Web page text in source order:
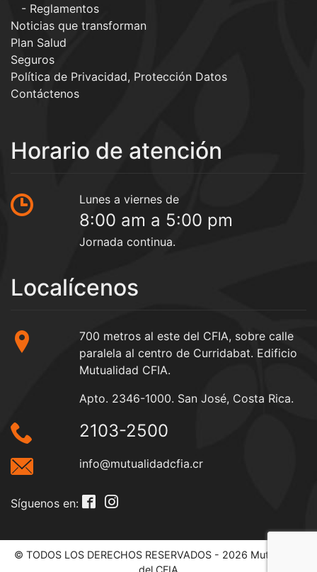
Reglamentos
Noticias que transforman
Plan Salud
Seguros
Política de Privacidad, Protección Datos
Contáctenos
Horario de atención
Lunes a viernes de
8:00 am a 5:00 pm
Jornada continua.
Localícenos
700 metros al este del CFIA, sobre calle
paralela al centro de Curridabat. Edificio
Mutualidad CFIA.
Apto. 2346-1000. San José, Costa Rica.
2103-2500
info@mutualidadcfia.cr
Síguenos en:
© TODOS LOS DERECHOS RESERVADOS - 2026 Mutualidad
del CFIA